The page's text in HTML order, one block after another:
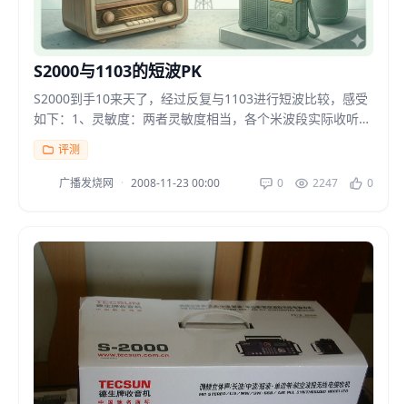
S2000与1103的短波PK
S2000到手10来天了，经过反复与1103进行短波比较，感受
如下：1、灵敏度：两者灵敏度相当，各个米波段实际收听比
较，绝无S2000超过1103的感觉。但S2...
评测
广播发烧网 · 2008-11-23 00:00 0 2247 0